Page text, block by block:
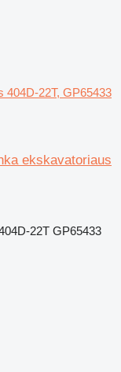
404D-22T, GP65433
ekskavatoriaus
22T GP65433